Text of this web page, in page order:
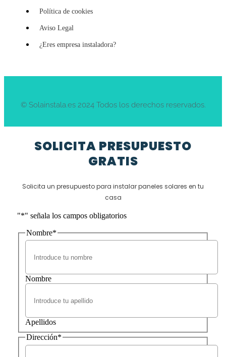
Política de cookies
Aviso Legal
¿Eres empresa instaladora?
© Solainstala.es 2024 Todos los derechos reservados.
SOLICITA PRESUPUESTO
GRATIS
Solicita un presupuesto para instalar paneles solares en tu
casa
"*" señala los campos obligatorios
Nombre*
Nombre
Apellidos
Dirección*